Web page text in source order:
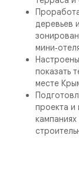
деревьев
показать
месте
проекта и